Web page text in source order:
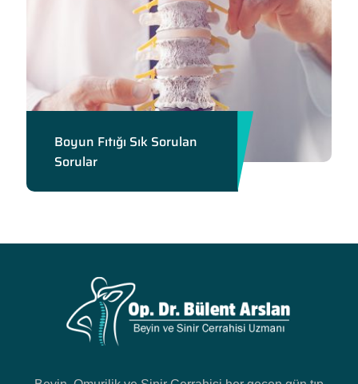
Boyun Fıtığı Sık Sorulan
Sorular